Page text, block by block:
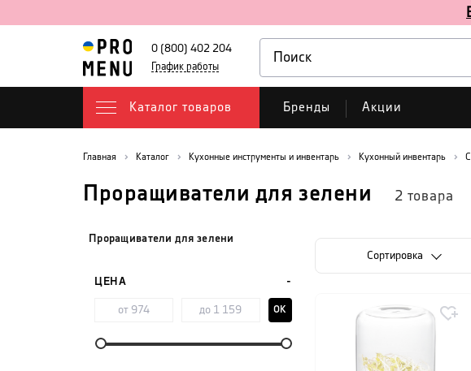
0 (800) 402 204
График работы
Каталог товаров Бренды Акции
Главная Каталог Кухонные инструменты и инвентарь Кухонный инвентарь
Проращиватели для зелени 2 товара
Проращиватели для зелени
ЦЕНА
OK
Cортировка